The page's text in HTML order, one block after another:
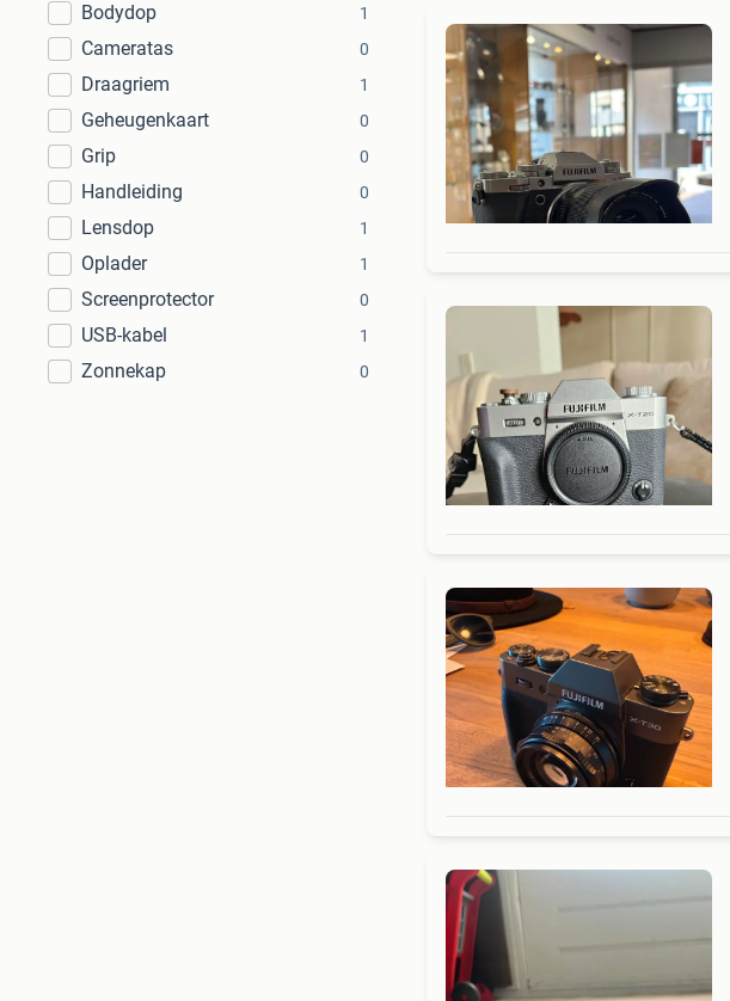
Bodydop 1
Cameratas 0
Draagriem 1
Geheugenkaart 0
Grip 0
Handleiding 0
Lensdop 1
Oplader 1
Screenprotector 0
USB-kabel 1
Zonnekap 0